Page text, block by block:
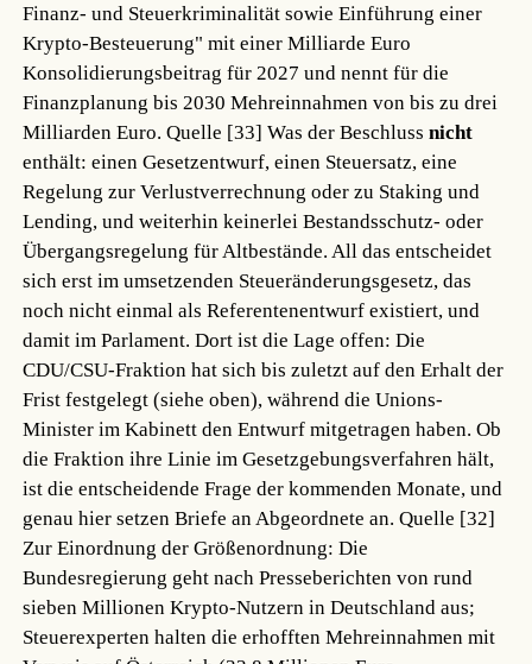
Finanz- und Steuerkriminalität sowie Einführung einer
Krypto-Besteuerung" mit einer Milliarde Euro
Konsolidierungsbeitrag für 2027 und nennt für die
Finanzplanung bis 2030 Mehreinnahmen von bis zu drei
Milliarden Euro.Quelle [33] Was der Beschlussnicht
enthält: einen Gesetzentwurf, einen Steuersatz, eine
Regelung zur Verlustverrechnung oder zu Staking und
Lending, und weiterhin keinerlei Bestandsschutz- oder
Übergangsregelung für Altbestände. All das entscheidet
sich erst im umsetzenden Steueränderungsgesetz, das
noch nicht einmal als Referentenentwurf existiert, und
damit im Parlament. Dort ist die Lage offen: Die
CDU/CSU-Fraktion hat sich bis zuletzt auf den Erhalt der
Frist festgelegt (siehe oben), während die Unions-
Minister im Kabinett den Entwurf mitgetragen haben. Ob
die Fraktion ihre Linie im Gesetzgebungsverfahren hält,
ist die entscheidende Frage der kommenden Monate, und
genau hier setzen Briefe an Abgeordnete an.Quelle [32]
Zur Einordnung der Größenordnung: Die
Bundesregierung geht nach Presseberichten von rund
sieben Millionen Krypto-Nutzern in Deutschland aus;
Steuerexperten halten die erhofften Mehreinnahmen mit